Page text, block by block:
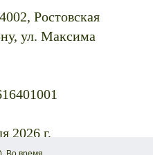
Ростовская
ул. Максима
2026 г.